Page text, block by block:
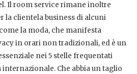
Il room service rimane inoltre
la clientela business di alcuni
la moda, che manifesta
in orari non tradizionali, ed è un
nei 5 stelle frequentati
Che abbia un taglio